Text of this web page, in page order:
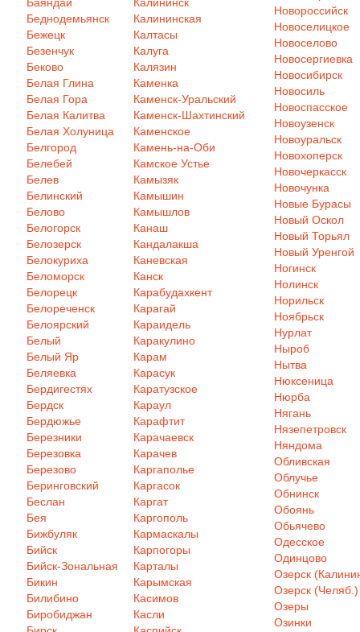
Беднодемьянск
Бежецк
Безенчук
Беково
Белая Глина
Белая Гора
Белая Калитва
Белая Холуница
Белгород
Белебей
Белев
Белинский
Белово
Белогорск
Белозерск
Белокуриха
Беломорск
Белорецк
Белореченск
Белоярский
Белый
Белый Яр
Беляевка
Бердигестях
Бердск
Бердюжье
Березники
Березовка
Березово
Беринговский
Беслан
Бея
Бижбуляк
Бийск
Бийск-Зональная
Бикин
Билибино
Биробиджан
Калининская
Калтасы
Калуга
Калязин
Каменка
Каменск-Уральский
Каменск-Шахтинский
Каменское
Камень-на-Оби
Камское Устье
Камызяк
Камышин
Камышлов
Канаш
Кандалакша
Каневская
Канск
Карабудахкент
Карагай
Караидель
Каракулино
Карам
Карасук
Каратузское
Караул
Карафтит
Карачаевск
Карачев
Каргаполье
Каргасок
Каргат
Каргополь
Кармаскалы
Карпогоры
Карталы
Карымская
Касимов
Касли
Новороссийск
Новоселицкое
Новоселово
Новосергиевка
Новосибирск
Новосиль
Новоспасское
Новоузенск
Новоуральск
Новохоперск
Новочеркасск
Новочунка
Новые Бурасы
Новый Оскол
Новый Торьял
Новый Уренгой
Ногинск
Нолинск
Норильск
Ноябрьск
Нурлат
Ныроб
Нытва
Нюксеница
Нюрба
Нягань
Нязепетровск
Няндома
Обливская
Облучье
Обнинск
Обоянь
Обьячево
Одесское
Одинцово
Озерск
Озерск (Челяб.)
Озеры
Озинки